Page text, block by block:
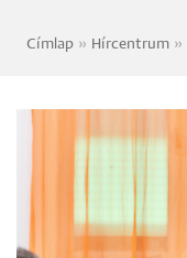
Morzsa
Címlap Hírcentrum